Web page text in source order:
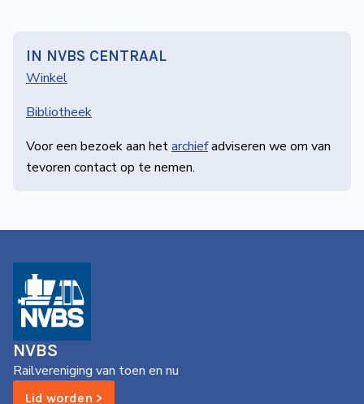
IN NVBS CENTRAAL
Winkel
Bibliotheek
Voor een bezoek aan hetarchiefadviseren we om van
tevoren contact op te nemen.
NVBS
Railvereniging van toen en nu
Lid worden >